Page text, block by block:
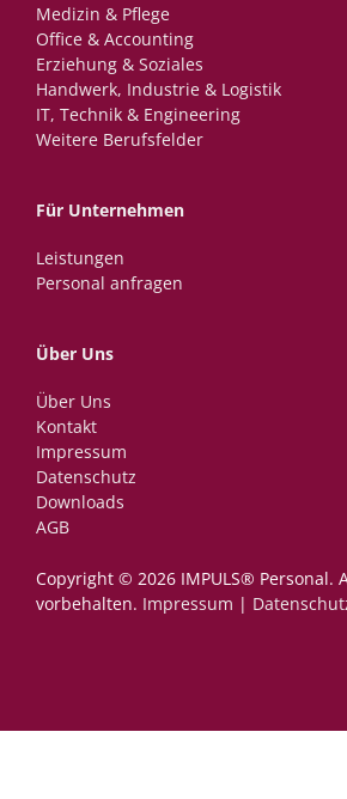
Medizin & Pflege
Office & Accounting
Erziehung & Soziales
Handwerk, Industrie & Logistik
IT, Technik & Engineering
Weitere Berufsfelder
Für Unternehmen
Leistungen
Personal anfragen
Über Uns
Über Uns
Kontakt
Impressum
Datenschutz
Downloads
AGB
Copyright © 2026 IMPULS® Personal.­
vorbehalten. Impressum |